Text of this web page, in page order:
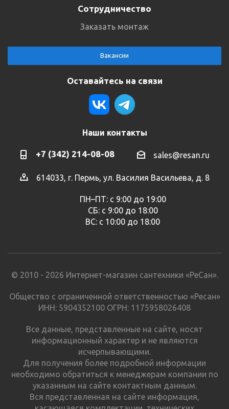
Сотрудничество
Заказать монтаж
Вакансии
Оставайтесь на связи
Наши контакты
+7 (342) 214-08-08 sales@resan.ru
614033, г. Пермь, ул. Василия Васильева, д. 8
ПН–ПТ: с 9:00 до 19:00
СБ: с 9:00 до 18:00
ВС: с 10:00 до 18:00
© 2010 - 2026 Интернет-магазин сантехники «РеСан».
Общество с ограниченной ответственностью «Ресан»
ИНН: 5904352100 ОГРН: 1175958026408
Все данные, представленные на сайте, носят
информационный характер и не являются
исчерпывающими.
Для получения более подробной информации
необходимо обратиться к менеджерам компании по
указанным на сайте контактным данным.
Вся представленная на сайте информация,